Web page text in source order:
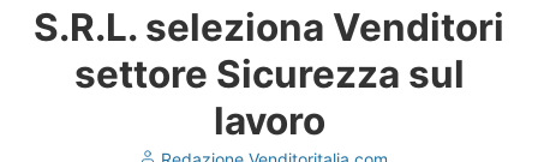
Posizione
S.R.L. seleziona Venditori
settore Sicurezza sul
lavoro